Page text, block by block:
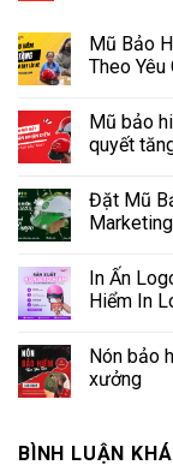
Mũ Bảo
Theo Yêu
Mũ bảo
quyết
Đặt Mũ
In Ấn
Hiểm In
Nón bảo
xưởng
BÌNH LUẬN